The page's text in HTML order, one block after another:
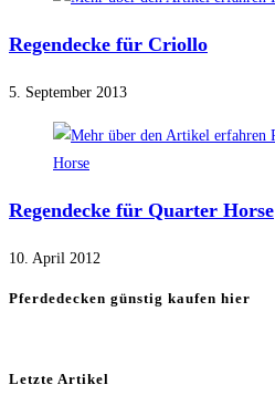
Regendecke für Criollo
5. September 2013
Regendecke für Quarter Horse
10. April 2012
Pferdedecken günstig kaufen hier
Letzte Artikel